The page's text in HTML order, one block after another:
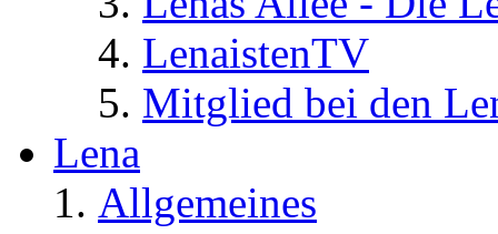
LenaistenTV
Mitglied bei den
Lena
Allgemeines